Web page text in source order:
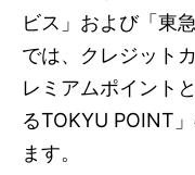
ビス」および「東
では、クレジット
レミアムポイント
るTOKYU POINT
ます。